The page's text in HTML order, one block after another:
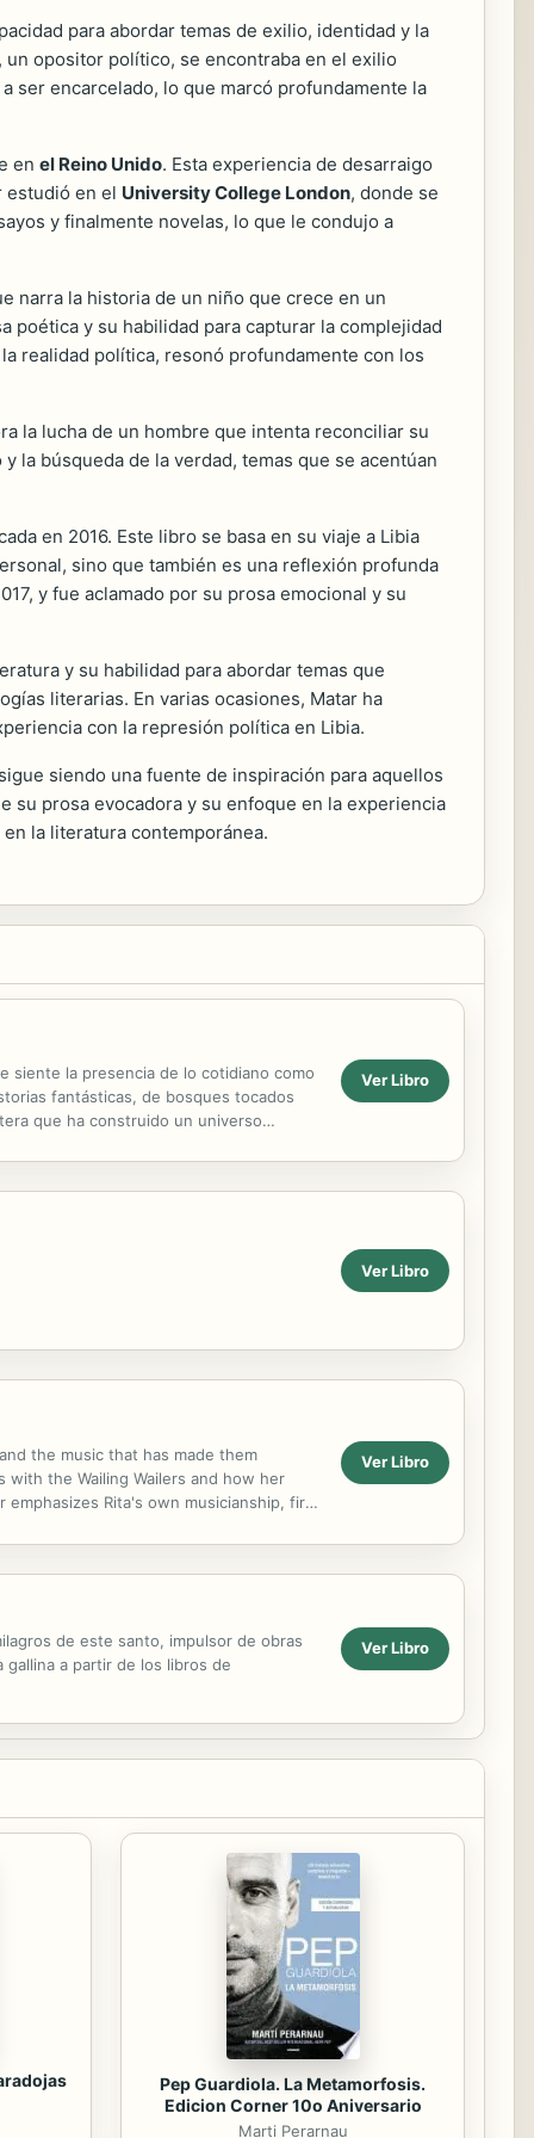
para abordar temas de exilio, identidad y la
un opositor político, se encontraba en el exilio
ser encarcelado, lo que marcó profundamente la
en el Reino Unido. Esta experiencia de desarraigo
estudió en el University College London, donde se
y finalmente novelas, lo que le condujo a
narra la historia de un niño que crece en un
poética y su habilidad para capturar la complejidad
realidad política, resonó profundamente con los
la lucha de un hombre que intenta reconciliar su
la búsqueda de la verdad, temas que se acentúan
en 2016. Este libro se basa en su viaje a Libia
sino que también es una reflexión profunda
y fue aclamado por su prosa emocional y su
y su habilidad para abordar temas que
literarias. En varias ocasiones, Matar ha
con la represión política en Libia.
siendo una fuente de inspiración para aquellos
su prosa evocadora y su enfoque en la experiencia
la literatura contemporánea.
siente la presencia de lo cotidiano como
fantásticas, de bosques tocados
que ha construido un universo
Ver Libro
Ver Libro
the music that has made them
the Wailing Wailers and how her
Rita's own musicianship, first
Ver Libro
de este santo, impulsor de obras
a partir de los libros de
Ver Libro
Pep Guardiola. La Metamorfosis.
Edicion Corner 10o Aniversario
Marti Perarnau